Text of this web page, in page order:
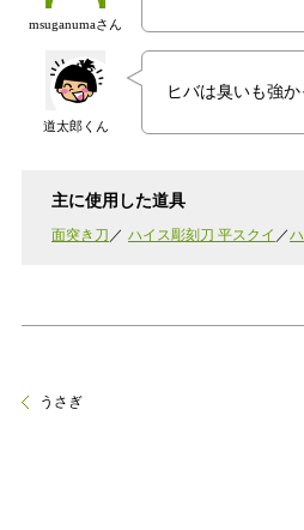
msuganumaさん
道太郎くん
ヒバは臭いも強
主に使用した道具
面突き刀 ハイス彫刻刀 平スクイ
うさぎ